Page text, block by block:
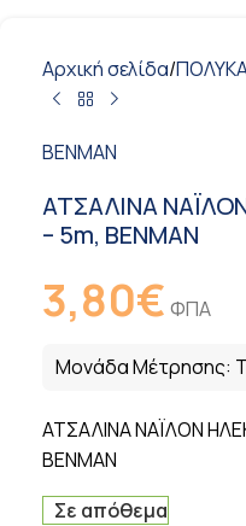
Αρχική σελίδα/
BENMAN
ΑΤΣΑΛΙΝΑ
– 5m, BENMAN
3,80€ ΦΠΑ
Μονάδα Μέτρησης:
ΑΤΣΑΛΙΝΑ ΝΑΪΛΟΝ
BENMAN
Σε απόθεμα